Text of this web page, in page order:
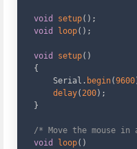
void setup( ) ;
void
loop( ) ;
void setup( )
{
    Serial
. begin(9600
delay( 200) ;
}
/* Move the mouse in
void
loop( )